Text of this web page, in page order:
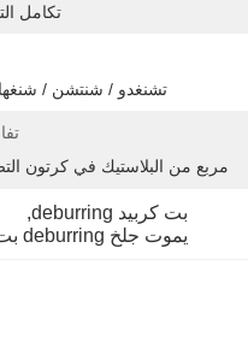
تكامل
تشنغدو / شنتشن /
مربع من البلاستيك في كرتون
بت كربيد deburring
,
يموت جلخ deburring بت